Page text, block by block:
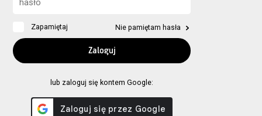
Zapamiętaj Nie pamiętam hasła
lub zaloguj się kontem Google: